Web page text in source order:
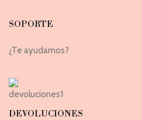
SOPORTE
¿Te ayudamos?
DEVOLUCIONES